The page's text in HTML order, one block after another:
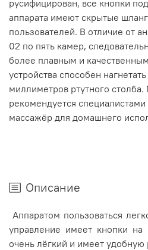
русифицирован, все кнопки
аппарата имеют скрытые
пользователей. В отличие от
02 по пять камер,
более плавным и
устройства способен нагнетать
миллиметров ртутного
рекомендуется
массажёр для домашнего
Описание
Аппаратом пользоваться
управление имеет кнопки на
очень лёгкий и имеет удобную